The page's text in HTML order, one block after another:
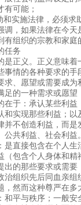
有可能；
和实施法律，必须求
调，如果法律在今
有组织的宗教和家
任务
是正义。正义意味
事情的各种要求的
求、愿望或需要成
足的一种需求或愿
在于：承认某些利
和实现那些利益；
并不创造利益，而
公共利益、社会利益
是直接包含在个人
（包含个人身体和
出的那些要求或需
治组织先后同血亲
，然而这种尊严在
和平与秩序；一般